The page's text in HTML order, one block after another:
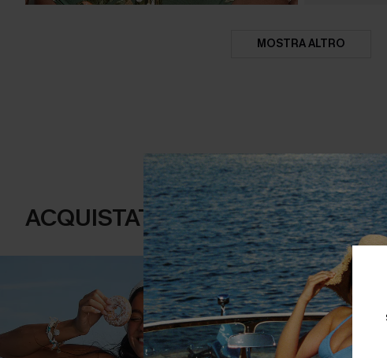
MOSTRA ALTRO
ACQUISTATI FREQUENTEMENTE